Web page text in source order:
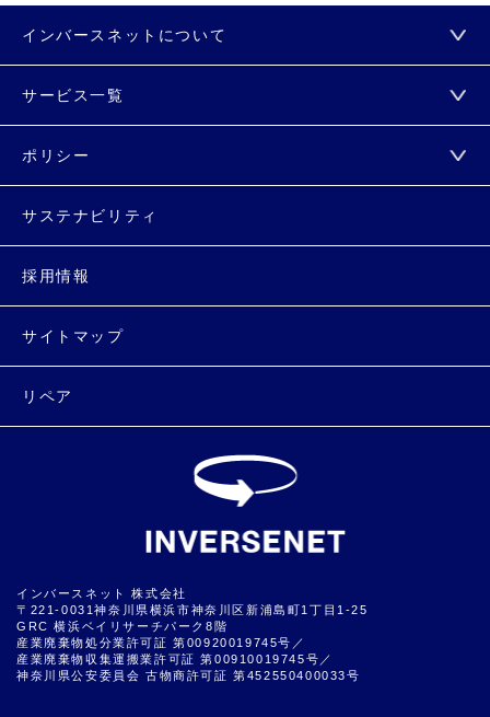
インバースネットについて
サービス一覧
ポリシー
サステナビリティ
採用情報
サイトマップ
リペア
インバースネット 株式会社
〒221-0031神奈川県横浜市神奈川区新浦島町1丁目1-25
GRC 横浜ベイリサーチパーク8階
産業廃棄物処分業許可証 第00920019745号／
産業廃棄物収集運搬業許可証 第00910019745号／
神奈川県公安委員会 古物商許可証 第452550400033号